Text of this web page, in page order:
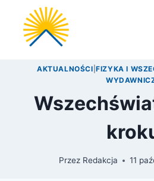
Przejdź
treści
AKTUALNOŚCI |FIZYKA I
Przez Redakcja 11